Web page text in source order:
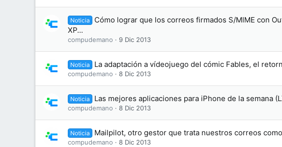
Noticia
Cómo lograr que los correos firmados S/MIME con
XP...
compudemano 9 Dic 2013
Noticia La adaptación a vídeojuego del cómic Fables, el
compudemano 8 Dic 2013
Noticia Las mejores aplicaciones para iPhone de la semana
compudemano 8 Dic 2013
Noticia Mailpilot, otro gestor que trata nuestros correos
compudemano 8 Dic 2013